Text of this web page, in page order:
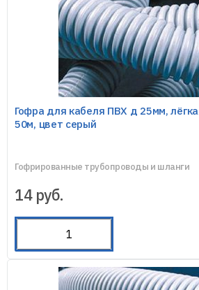
Гофра для кабеля ПВХ д 25мм,
50м, цвет серый
Гофрированные трубопроводы и шланги
14 руб.